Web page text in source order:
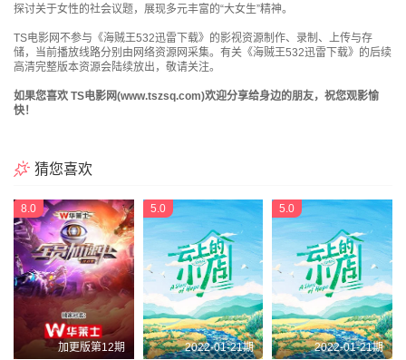
探讨关于女性的社会议题，展现多元丰富的“大女生”精神。
TS电影网不参与《海贼王532迅雷下载》的影视资源制作、录制、上传与存
储，当前播放线路分别由网络资源网采集。有关《海贼王532迅雷下载》的后续
高清完整版本资源会陆续放出，敬请关注。
如果您喜欢 TS电影网(www.tszsq.com)欢迎分享给身边的朋友，祝您观影愉
快！
猜您喜欢
加更版第12期
8.0
2022-01-21期
5.0
2022-01-21期
5.0